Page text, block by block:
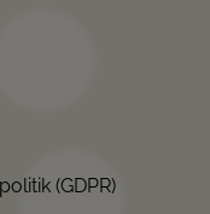
(GDPR)